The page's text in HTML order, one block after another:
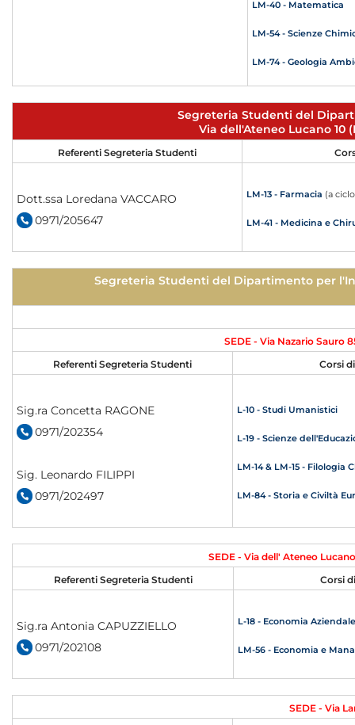
LM-40 - Matematica
LM-54 - Scienze
LM-74 - Geologia
Segreteria Studenti del
Via dell'Ateneo Lucano 10
Referenti Segreteria Studenti
Dott.ssa Loredana VACCARO
0971/205647
LM-13 - Farmacia (a
LM-41 - Medicina e
Segreteria Studenti del Dipartimento per
SEDE - Via Nazario Sauro
Referenti Segreteria Studenti
Corsi
Sig.ra Concetta RAGONE
0971/202354
Sig. Leonardo FILIPPI
0971/202497
L-10 - Studi Umanistici
L-19 - Scienze
LM-14 & LM-15 - Filologia
LM-84 - Storia e Civiltà
SEDE - Via dell' Ateneo
Referenti Segreteria Studenti
Corsi
Sig.ra Antonia CAPUZZIELLO
0971/202108
L-18 - Economia Aziendale
LM-56 - Economia e
SEDE - Via